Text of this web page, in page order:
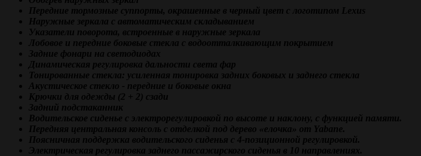
Передние тормозные суппорты, окрашенные в черный цвет с логотипом Lexus
Наружные зеркала с автоматическим складыванием
Указатели поворота, встроенные в наружные зеркала
Лобовое и передние боковые стекла с водоотталкивающим покрытием
Задние фонари на светодиодах
Динамическая регулировка дальности света фар
Тонированные стекла: усиленная тонировка задних боковых и заднего стекла
Акустическое стекло - передние и боковые окна
Крючки для одежды (2 + 2) сзади
Задний подстаканник
Водительское сиденье с электрорегулировкой по высоте и наклону, с функцией памяти.
Передняя центральная консоль с отделкой под дерево «елочка» от Yabane.
Поясничная поддержка водительского сиденья с 4-позиционной регулировкой.
Электрическая регулировка заднего пассажирского сиденья в 10 направлениях.